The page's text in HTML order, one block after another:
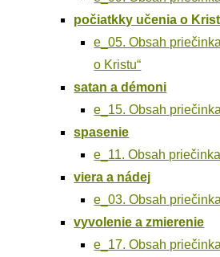
počiatk­ky uče­nia o
e_05. Obsah
o Kristu“
satan a démoni
e_15. Obsah
spa­se­nie
e_11. Obsah
vie­ra a nádej
e_03. Obsah
vyvo­le­nie a zmierenie
e_17. Obsah